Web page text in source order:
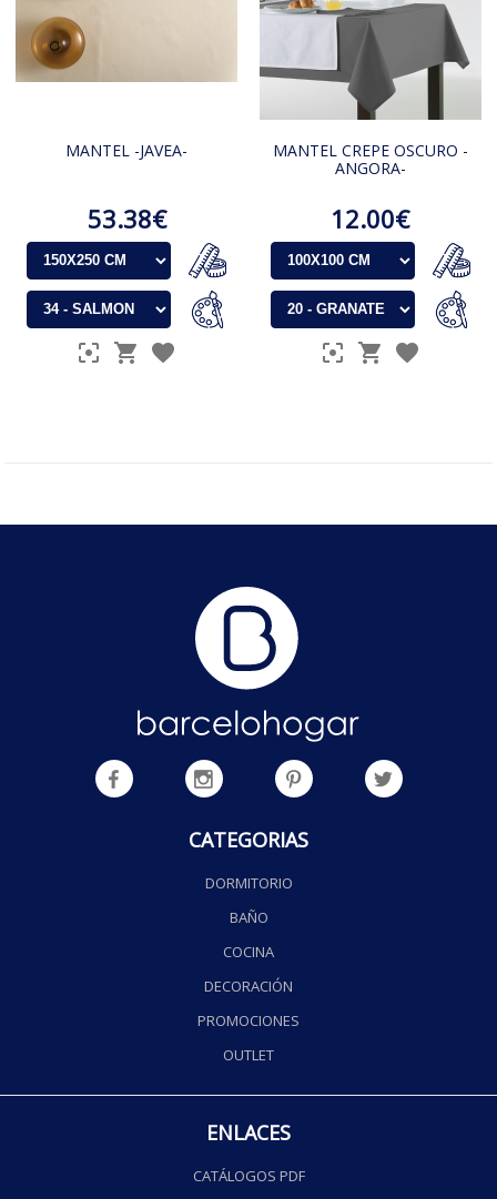
MANTEL -JAVEA-
53.38€
MANTEL CREPE OSCURO -
ANGORA-
12.00€
CATEGORIAS
DORMITORIO
BAÑO
COCINA
DECORACIÓN
PROMOCIONES
OUTLET
ENLACES
CATÁLOGOS PDF